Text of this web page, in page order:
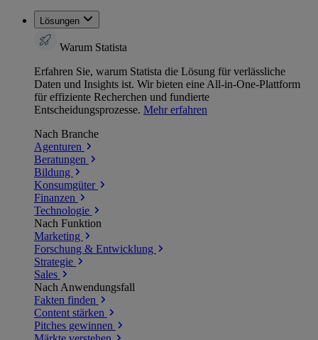
Lösungen
Warum Statista
Erfahren Sie, warum Statista die Lösung für verlässliche
Daten und Insights ist. Wir bieten eine All-in-One-Plattform
für effiziente Recherchen und fundierte
Entscheidungsprozesse. Mehr erfahren
Nach Branche
Agenturen
Beratungen
Bildung
Konsumgüter
Finanzen
Technologie
Nach Funktion
Marketing
Forschung & Entwicklung
Strategie
Sales
Nach Anwendungsfall
Fakten finden
Content stärken
Pitches gewinnen